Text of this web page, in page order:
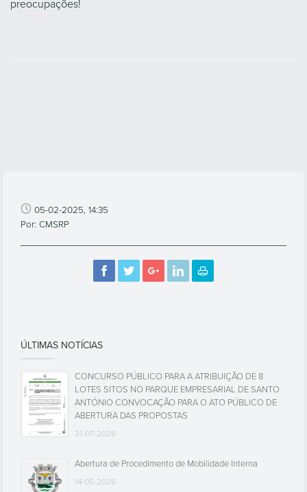
preocupações!
05-02-2025, 14:35
Por: CMSRP
ÚLTIMAS NOTÍCIAS
CONCURSO PÚBLICO PARA A ATRIBUIÇÃO DE 8
LOTES SITOS NO PARQUE EMPRESARIAL DE SANTO
ANTÓNIO CONVOCAÇÃO PARA O ATO PÚBLICO DE
ABERTURA DAS PROPOSTAS
31-07-2026
Abertura de Procedimento de Mobilidade Interna
14-05-2026